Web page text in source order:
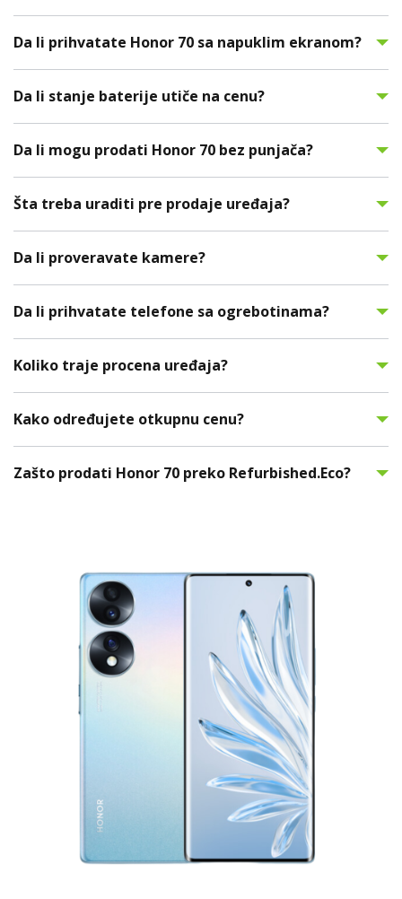
Da li prihvatate Honor 70 sa napuklim ekranom?
Da li stanje baterije utiče na cenu?
Da li mogu prodati Honor 70 bez punjača?
Šta treba uraditi pre prodaje uređaja?
Da li proveravate kamere?
Da li prihvatate telefone sa ogrebotinama?
Koliko traje procena uređaja?
Kako određujete otkupnu cenu?
Zašto prodati Honor 70 preko Refurbished.Eco?